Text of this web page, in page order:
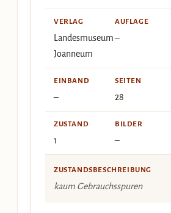
VERLAG
Landesmuseum
Joanneum
AUFLAGE
–
EINBAND
–
SEITEN
28
ZUSTAND
1
BILDER
–
ZUSTANDSBESCHREIBUNG
kaum Gebrauchsspuren